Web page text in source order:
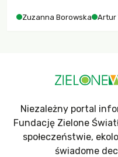
Zuzanna Borowska Artur
Niezależny portal
Fundację Zielone
społeczeństwie,
świadome